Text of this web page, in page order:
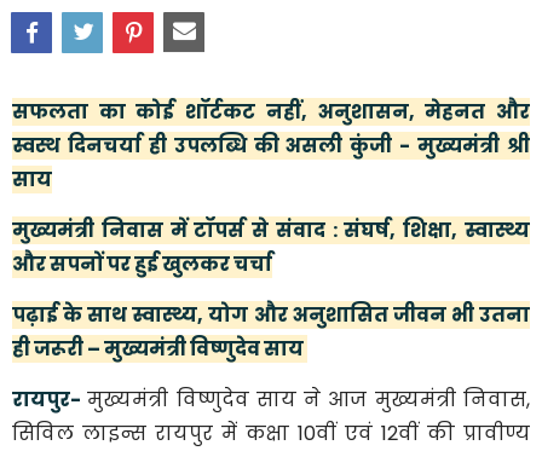
सफलता का कोई शॉर्टकट नहीं, अनुशासन, मेहनत और
स्वस्थ दिनचर्या ही उपलब्धि की असली कुंजी - मुख्यमंत्री श्री
साय
मुख्यमंत्री निवास में टॉपर्स से संवाद : संघर्ष, शिक्षा, स्वास्थ्य
और सपनों पर हुई खुलकर चर्चा
पढ़ाई के साथ स्वास्थ्य, योग और अनुशासित जीवन भी उतना
ही जरूरी – मुख्यमंत्री विष्णुदेव साय
रायपुर-मुख्यमंत्री विष्णुदेव साय ने आज मुख्यमंत्री निवास,
सिविल लाइन्स रायपुर में कक्षा 10वीं एवं 12वीं की प्रावीण्य